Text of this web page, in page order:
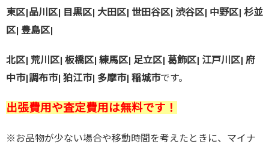
東区|品川区| 目黒区| 大田区| 世田谷区| 渋谷区| 中野区| 杉並
区| 豊島区|
北区| 荒川区| 板橋区| 練馬区| 足立区| 葛飾区| 江戸川区| 府
中市|調布市| 狛江市| 多摩市| 稲城市です。
出張費用や査定費用は無料です！
※お品物が少ない場合や移動時間を考えたときに、マイナ